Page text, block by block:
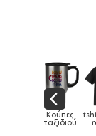
Παιδικό
tshirt
Drill